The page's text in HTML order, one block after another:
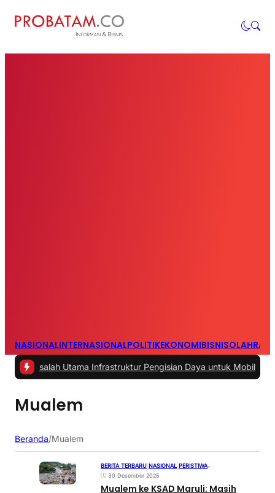
NASIONALINTERNASIONALPOLITIKEKONOMIBISNIS
Utama Infrastruktur Pengisian Daya untuk Mobil Listrik
Mualem
Beranda/Mualem
BERITA TERBARU NASIONAL PERISTIWA•
30 Desember 2025
Mualem ke KSAD Maruli: Masih